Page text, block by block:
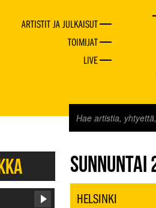
ARTISTIT JA JULKAISUT
TOIMIJAT
LIVE
JAZZ
HELSINKI